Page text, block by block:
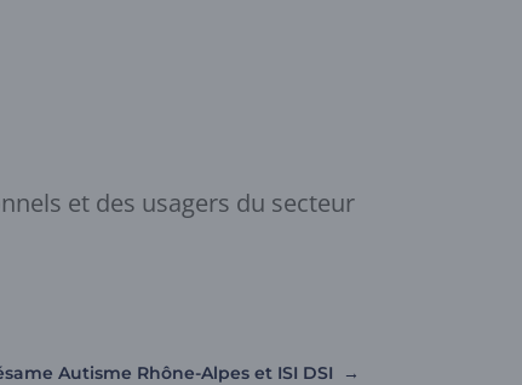
et des usagers du secteur
Autisme Rhône-Alpes et ISI DSI →